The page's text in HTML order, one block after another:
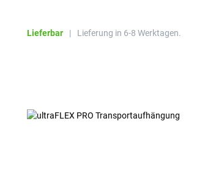
Lieferbar | Lieferung in 6-8 Werktagen.